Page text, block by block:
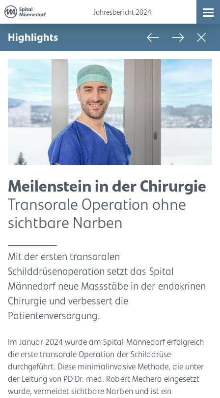
Jahresbericht 2024
Highlights
Meilenstein in der Chirurgie
Transorale Operation ohne
sichtbare Narben
Mit der ersten transoralen
Schilddrüsenoperation setzt das Spital
Männedorf neue Massstäbe in der endokrinen
Chirurgie und verbessert die
Patientenversorgung.
Im Januar 2024 wurde am Spital Männedorf erfolgreich
die erste transorale Operation der Schilddrüse
durchgeführt. Diese minimalinvasive Methode, die unter
der Leitung von PD Dr. med. Robert Mechera eingesetzt
wurde, vermeidet sichtbare Narben und ist ein